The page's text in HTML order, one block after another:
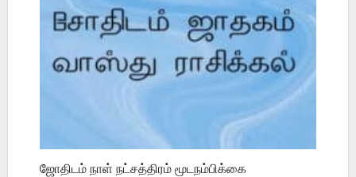
ஜோதிடம் நாள் நட்சத்திரம் மூடநம்பிக்கை